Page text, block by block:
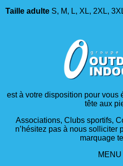
Taille adulte S, M, L, XL, 2XL,
est à votre disposition pour vous
tête aux
Associations, Clubs sportifs,
n’hésitez pas à nous solliciter
marquage
MENU